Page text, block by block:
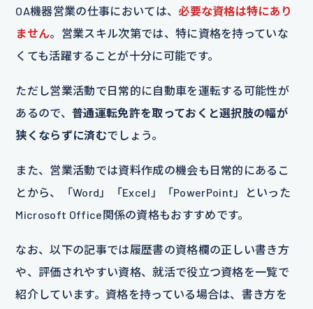
OA機器営業の仕事においては、 必要な資格は特にあり
ません。営業スキル次第では、特に資格を持っていな
くても活躍することが十分に可能です。
ただし営業活動で日常的に自動車を運転する可能性が
あるので、 普通運転免許を取っておくと選択肢の幅が
狭くならずに済むでしょう。
また、営業活動では資料作成の機会も日常的にあるこ
とから、「Word」「Excel」「PowerPoint」といった
Microsoft Office関係の資格もおすすめです。
なお、以下の記事では履歴書の資格欄の正しい書き方
や、評価されやすい資格、就活で役立つ資格を一覧で
紹介しています。資格を持っている場合は、書き方を